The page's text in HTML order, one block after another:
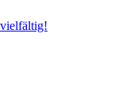
vielfältig!